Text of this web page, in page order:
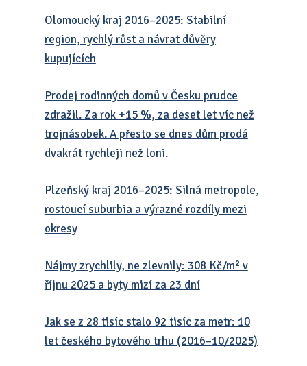
Olomoucký kraj 2016–2025: Stabilní
region, rychlý růst a návrat důvěry
kupujících
Prodej rodinných domů v Česku prudce
zdražil. Za rok +15 %, za deset let víc než
trojnásobek. A přesto se dnes dům prodá
dvakrát rychleji než loni.
Plzeňský kraj 2016–2025: Silná metropole,
rostoucí suburbia a výrazné rozdíly mezi
okresy
Nájmy zrychlily, ne zlevnily: 308 Kč/m² v
říjnu 2025 a byty mizí za 23 dní
Jak se z 28 tisíc stalo 92 tisíc za metr: 10
let českého bytového trhu (2016–10/2025)